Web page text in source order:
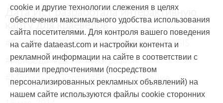
Дата Ист разработала интерактивную
карту для краеведов
#CarryMap #Интерактивная карта #ArcGIS
#Природа #Дети #География
#Мобильная карта #Веб-приложение
cookie и другие технологии слежения в целях
обеспечения максимального удобства использования
сайта посетителями. Для контроля вашего поведения
на сайте dataeast.com и настройки контента и
рекламной информации на сайте в соответствии с
вашими предпочтениями (посредством
персонализированных рекламных объявлений) на
нашем сайте используются файлы cookie сторонних